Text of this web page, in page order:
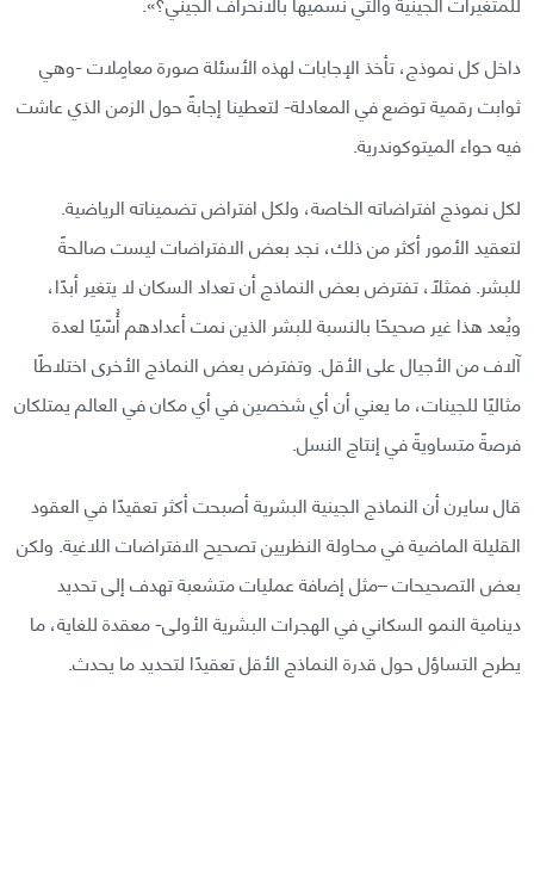
داخل كل نموذج، تأخذ الإجابات لهذه الأسئلة صورة معامِلات -وهي
ثوابت رقمية توضع في المعادلة- لتعطينا إجابةً حول الزمن الذي عاشت
فيه حواء الميتوكوندرية.
لكل نموذج افتراضاته الخاصة، ولكل افتراض تضميناته الرياضية.
لتعقيد الأمور أكثر من ذلك، نجد بعض الافتراضات ليست صالحةً
للبشر. فمثلًا، تفترض بعض النماذج أن تعداد السكان لا يتغير أبدًا،
ويُعد هذا غير صحيحًا بالنسبة للبشر الذين نمت أعدادهم أُسّيًا لعدة
آلاف من الأجيال على الأقل. وتفترض بعض النماذج الأخرى اختلاطًا
مثاليًا للجينات، ما يعني أن أي شخصين في أي مكان في العالم يمتلكان
فرصةً متساويةً في إنتاج النسل.
قال سايرن أن النماذج الجينية البشرية أصبحت أكثر تعقيدًا في العقود
القليلة الماضية في محاولة النظريين تصحيح الافتراضات اللاغية. ولكن
بعض التصحيحات –مثل إضافة عمليات متشعبة تهدف إلى تحديد
دينامية النمو السكاني في الهجرات البشرية الأولى- معقدة للغاية، ما
يطرح التساؤل حول قدرة النماذج الأقل تعقيدًا لتحديد ما يحدث.